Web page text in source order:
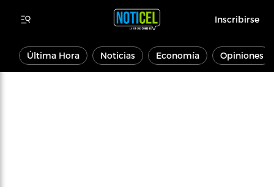
Inscribirse
Última Hora Noticias Economía Opiniones